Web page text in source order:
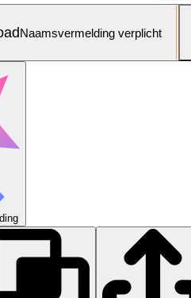
Naamsvermelding verplicht